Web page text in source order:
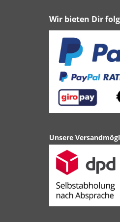
Wir bieten Dir
Unsere